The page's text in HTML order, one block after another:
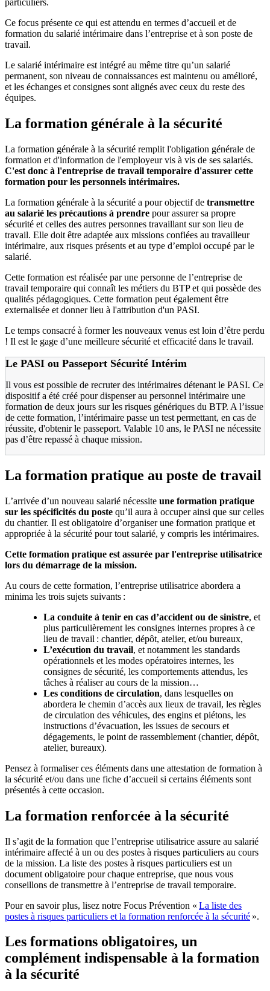
particuliers.
Ce focus présente ce qui est attendu en termes d’accueil et de
formation du salarié intérimaire dans l’entreprise et à son poste de
travail.
Le salarié intérimaire est intégré au même titre qu’un salarié
permanent, son niveau de connaissances est maintenu ou amélioré,
et les échanges et consignes sont alignés avec ceux du reste des
équipes.
La formation générale à la sécurité
La formation générale à la sécurité remplit l'obligation générale de
formation et d'information de l'employeur vis à vis de ses salariés.
C'est donc à l'entreprise de travail temporaire d'assurer cette
formation pour les personnels intérimaires.
La formation générale à la sécurité a pour objectif de transmettre
au salarié les précautions à prendre pour assurer sa propre
sécurité et celles des autres personnes travaillant sur son lieu de
travail. Elle doit être adaptée aux missions confiées au travailleur
intérimaire, aux risques présents et au type d’emploi occupé par le
salarié.
Cette formation est réalisée par une personne de l’entreprise de
travail temporaire qui connaît les métiers du BTP et qui possède des
qualités pédagogiques. Cette formation peut également être
externalisée et donner lieu à l'attribution d'un PASI.
Le temps consacré à former les nouveaux venus est loin d’être perdu
! Il est le gage d’une meilleure sécurité et efficacité dans le travail.
Le PASI ou Passeport Sécurité Intérim
Il vous est possible de recruter des intérimaires détenant le PASI. Ce
dispositif a été créé pour dispenser au personnel intérimaire une
formation de deux jours sur les risques génériques du BTP. A l’issue
de cette formation, l’intérimaire passe un test permettant, en cas de
réussite, d'obtenir le passeport. Valable 10 ans, le PASI ne nécessite
pas d’être repassé à chaque mission.
La formation pratique au poste de travail
L’arrivée d’un nouveau salarié nécessite une formation pratique
sur les spécificités du poste qu’il aura à occuper ainsi que sur celles
du chantier. Il est obligatoire d’organiser une formation pratique et
appropriée à la sécurité pour tout salarié, y compris les intérimaires.
Cette formation pratique est assurée par l'entreprise utilisatrice
lors du démarrage de la mission.
Au cours de cette formation, l’entreprise utilisatrice abordera a
minima les trois sujets suivants :
La conduite à tenir en cas d’accident ou de sinistre, et
plus particulièrement les consignes internes propres à ce
lieu de travail : chantier, dépôt, atelier, et/ou bureaux,
L’exécution du travail, et notamment les standards
opérationnels et les modes opératoires internes, les
consignes de sécurité, les comportements attendus, les
tâches à réaliser au cours de la mission…
Les conditions de circulation, dans lesquelles on
abordera le chemin d’accès aux lieux de travail, les règles
de circulation des véhicules, des engins et piétons, les
instructions d’évacuation, les issues de secours et
dégagements, le point de rassemblement (chantier, dépôt,
atelier, bureaux).
Pensez à formaliser ces éléments dans une attestation de formation à
la sécurité et/ou dans une fiche d’accueil si certains éléments sont
présentés à cette occasion.
La formation renforcée à la sécurité
Il s’agit de la formation que l’entreprise utilisatrice assure au salarié
intérimaire affecté à un ou des postes à risques particuliers au cours
de la mission. La liste des postes à risques particuliers est un
document obligatoire pour chaque entreprise, que nous vous
conseillons de transmettre à l’entreprise de travail temporaire.
Pour en savoir plus, lisez notre Focus Prévention « La liste des
postes à risques particuliers et la formation renforcée à la sécurité ».
Les formations obligatoires, un
complément indispensable à la formation
à la sécurité